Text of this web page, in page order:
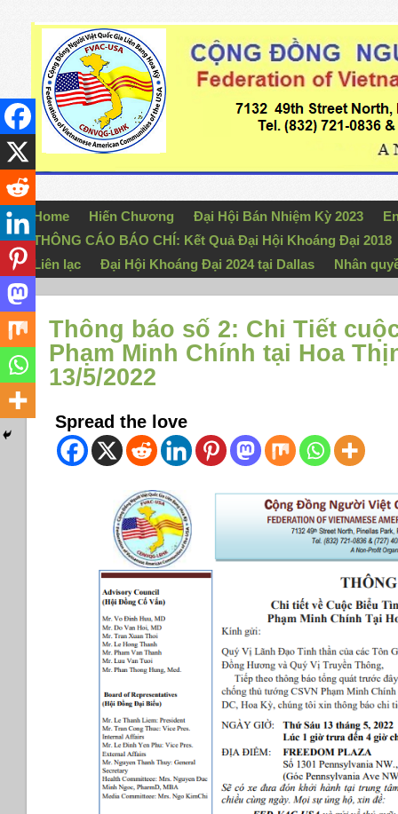
Home Hiến Chương Đại Hội Bán Nhiệm Kỳ 2023
THÔNG CÁO BÁO CHÍ: Kết Quả Đại Hội Khoáng Đại 2018
Liên lạc
Đại Hội Khoáng Đại 2024 tại Dallas Nhân
Thông báo số 2: Chi Tiết
Phạm Minh Chính tại Hoa
13/5/2022
Spread the love